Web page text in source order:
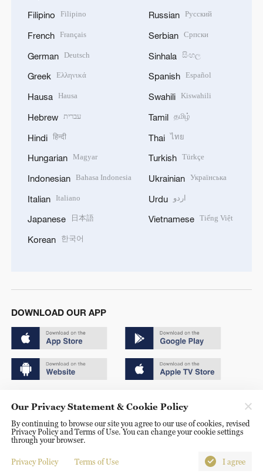
Filipino Filipino
French Français
German Deutsch
Greek Ελληνικά
Hausa Hausa
Hebrew עברית
Hindi हिन्दी
Hungarian Magyar
Indonesian Bahasa Indonesia
Italian Italiano
Japanese 日本語
Korean 한국어
Russian Русский
Serbian Српски
Sinhala සිංහල
Spanish Español
Swahili Kiswahili
Tamil தமிழ்
Thai ไทย
Turkish Türkçe
Ukrainian Українська
Urdu اردو
Vietnamese Tiếng Việt
DOWNLOAD OUR APP
京ICP备20000184号
京公网安备 11010502050052号
Disinformation report hotline: 010-85061466
Our Privacy Statement & Cookie Policy
By continuing to browse our site you agree to our use of cookies, revised
Privacy Policy and Terms of Use. You can change your cookie settings
through your browser.
Privacy Policy Terms of Use I agree